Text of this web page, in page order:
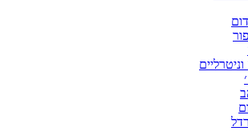
וניטרליים